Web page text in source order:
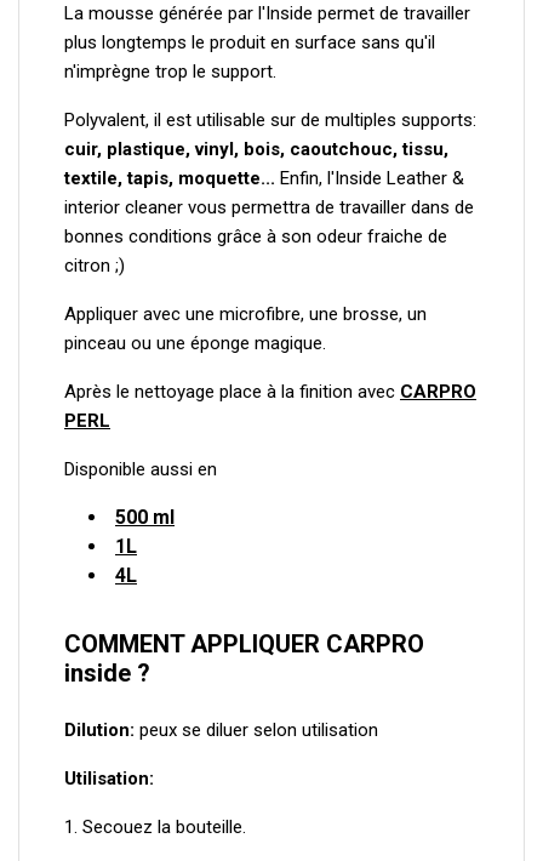
La mousse générée par l'Inside permet de travailler
plus longtemps le produit en surface sans qu'il
n'imprègne trop le support.
Polyvalent, il est utilisable sur de multiples supports:
cuir, plastique, vinyl, bois, caoutchouc, tissu,
textile, tapis, moquette... Enfin, l'Inside Leather &
interior cleaner vous permettra de travailler dans de
bonnes conditions grâce à son odeur fraiche de
citron ;)
Appliquer avec une microfibre, une brosse, un
pinceau ou une éponge magique.
Après le nettoyage place à la finition avec CARPRO
PERL
Disponible aussi en
500 ml
1L
4L
COMMENT APPLIQUER CARPRO
inside ?
Dilution: peux se diluer selon utilisation
Utilisation:
1. Secouez la bouteille.